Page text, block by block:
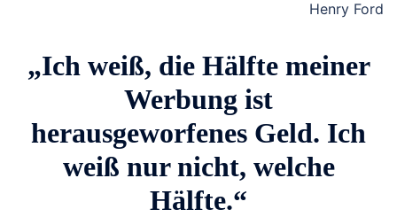
Henry Ford
„Ich weiß, die Hälfte meiner
Werbung ist
herausgeworfenes Geld. Ich
weiß nur nicht, welche
Hälfte.“